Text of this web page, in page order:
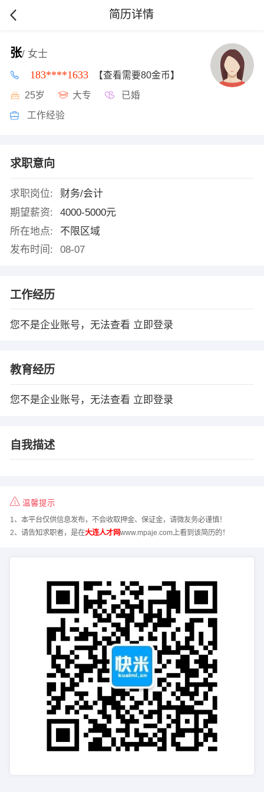
简历详情
张/ 女士
183****1633 【查看需要80金币】
25岁 大专 已婚
工作经验
求职意向
求职岗位:
财务/会计
期望薪资:
4000-5000元
所在地点:
不限区域
发布时间:
08-07
工作经历
您不是企业账号，无法查看 立即登录
教育经历
您不是企业账号，无法查看 立即登录
自我描述
温馨提示
1、本平台仅供信息发布，不会收取押金、保证金，请微友务必谨慎！
2、请告知求职者，是在大连人才网www.mpaje.com上看到该简历的！